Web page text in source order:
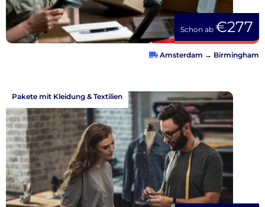
Schon ab €277
Amsterdam → Birmingham
Pakete mit Kleidung & Textilien